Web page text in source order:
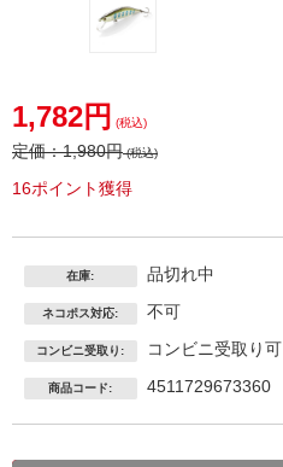
1,782円 (税込)
定価：1,980円(税込)
16ポイント獲得
在庫: 品切れ中
ネコポス対応: 不可
コンビニ受取り: コンビニ受取り可
商品コード: 4511729673360